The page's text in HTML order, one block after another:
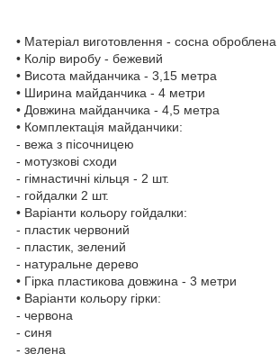
• Матеріал виготовлення - сосна
• Колір виробу - бежевий
• Висота майданчика - 3,15 метра
• Ширина майданчика - 4 метри
• Довжина майданчика - 4,5 метра
• Комплектація майданчики:
- вежа з пісочницею
- мотузкові сходи
- гімнастичні кільця - 2 шт.
- гойдалки 2 шт.
• Варіанти кольору гойдалки:
- пластик червоний
- пластик, зелений
- натуральне дерево
• Гірка пластикова довжина - 3 метри
• Варіанти кольору гірки:
- червона
- синя
- зелена